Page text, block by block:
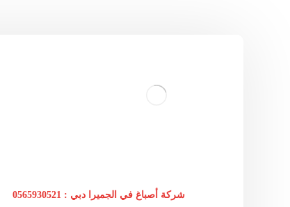
شركة أصباغ في الجميرا دبي : 0565930521